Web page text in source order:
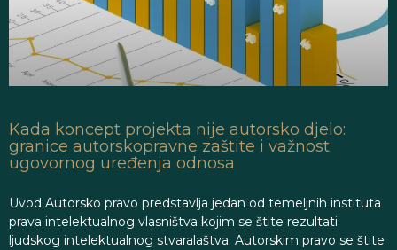
Kada koncept projekta nije autorsko djelo:
granice autorskopravne zaštite i važnost
ugovornog uređenja odnosa
Uvod Autorsko pravo predstavlja jedan od temeljnih instituta
prava intelektualnog vlasništva kojim se štite rezultati
ljudskog intelektualnog stvaralaštva. Autorskim pravo se štite